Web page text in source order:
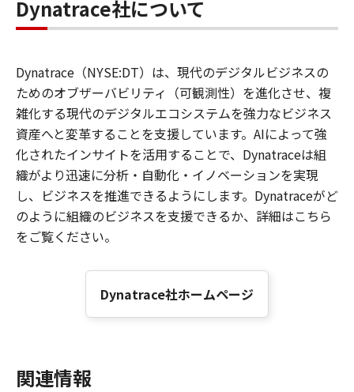
Dynatrace社について
Dynatrace（NYSE:DT）は、現代のデジタルビジネスの
ためのオブザーバビリティ（可観測性）を進化させ、複
雑化する現代のデジタルエコシステムを強力なビジネス
資産へと変革することを支援しています。AIによって強
化されたインサイトを活用することで、Dynatraceは組
織がより迅速に分析・自動化・イノベーションを実現
し、ビジネスを推進できるようにします。Dynatraceがど
のように組織のビジネスを支援できるか、詳細はこちら
をご覧ください。
Dynatrace社ホームページ
関連情報